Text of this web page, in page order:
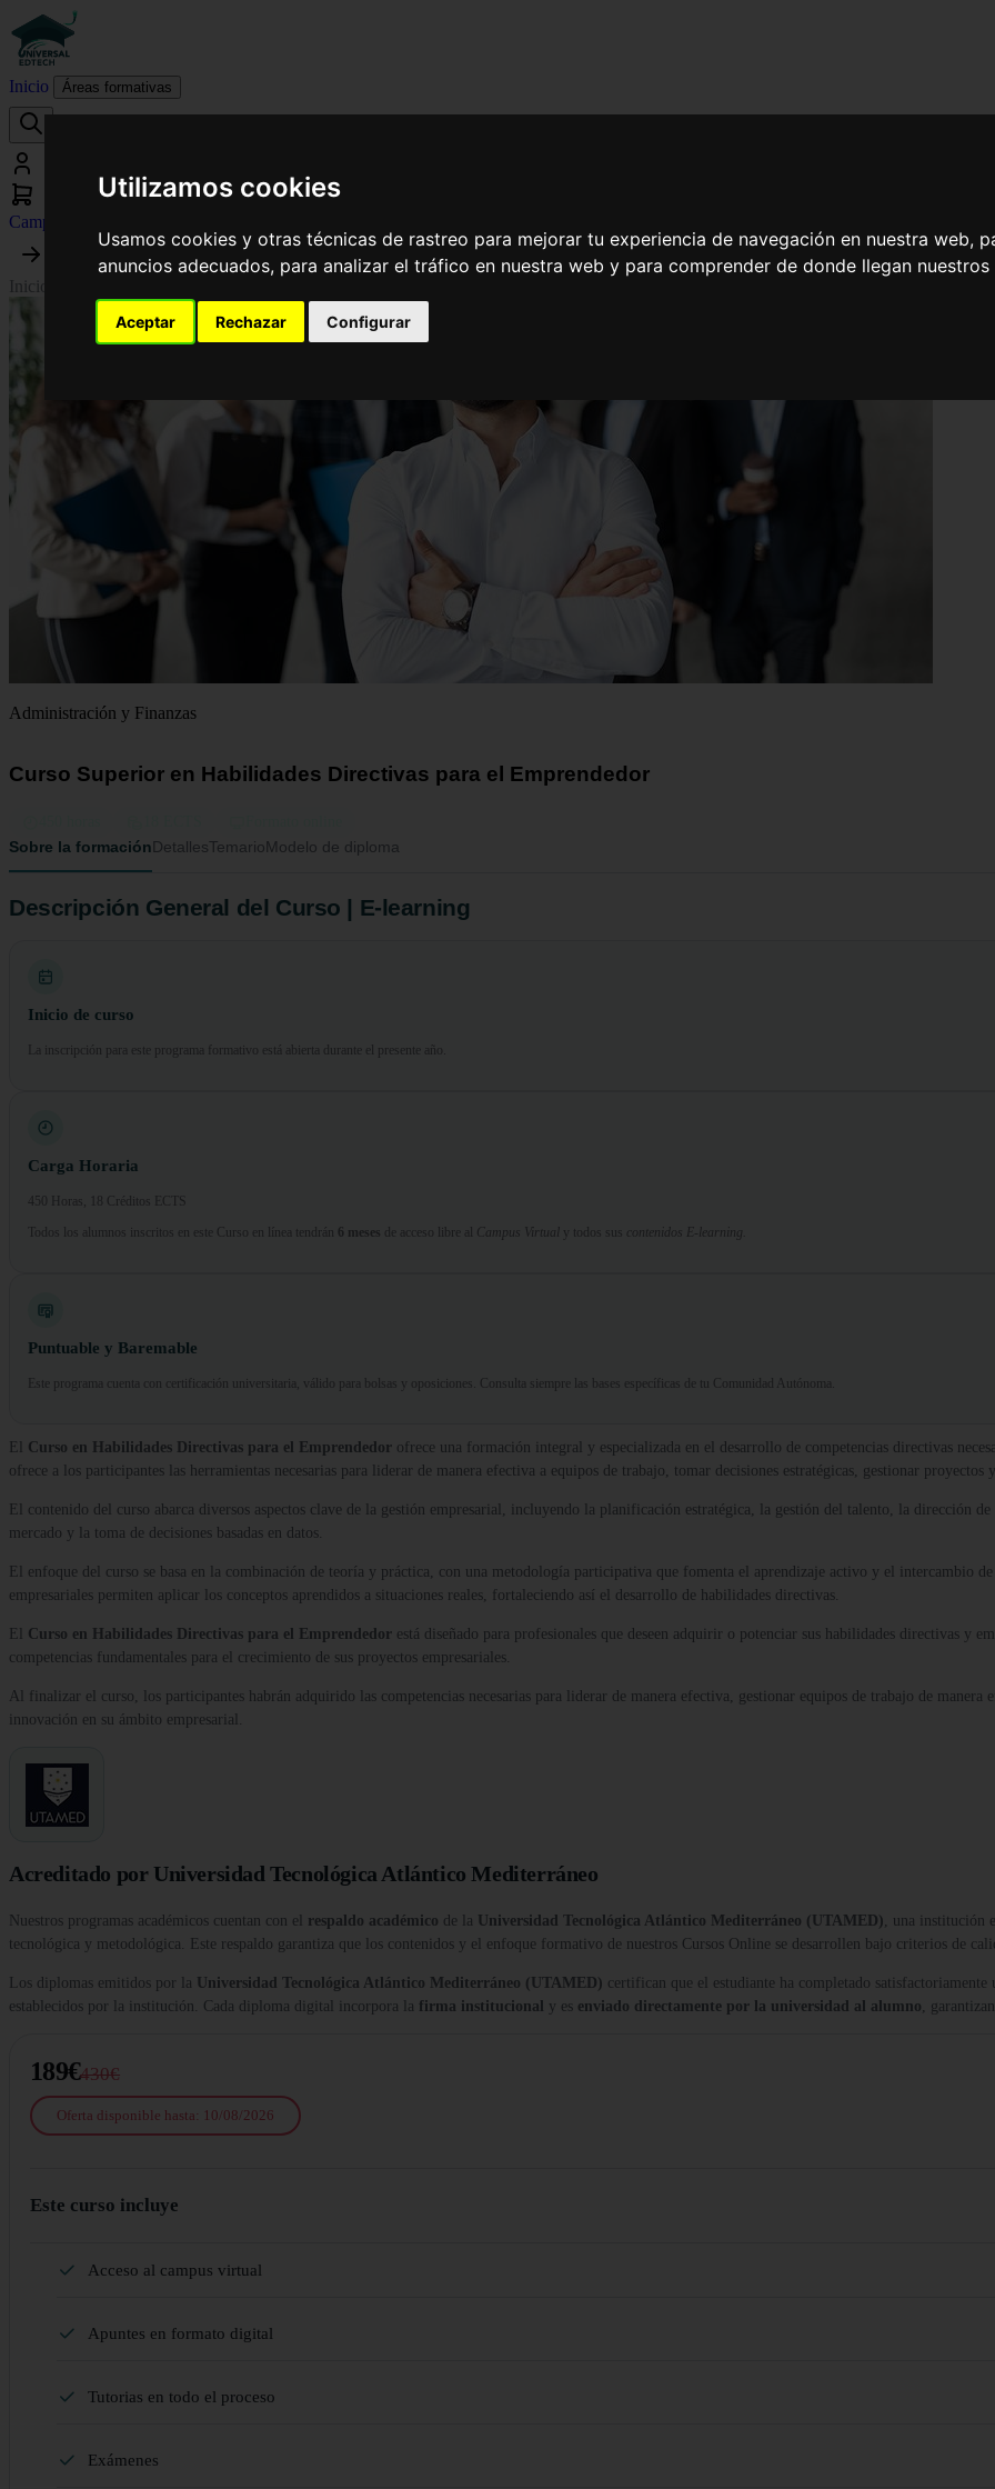
Utilizamos cookies
Usamos cookies y otras técnicas de rastreo para mejorar tu experiencia de navegación en nuestra web,
anuncios adecuados, para analizar el tráfico en nuestra web y para comprender de donde llegan
Aceptar Rechazar Configurar
Inicio Áreas formativas
Campus virtual
Inicio
Administración y Finanzas
Curso Superior en Habilidades Directivas para el Emprendedor
Sobre la formaciónDetallesTemarioModelo de diploma
Descripción General del Curso | E-learning
Inicio de curso
La inscripción para este programa formativo está abierta durante el presente año.
Carga Horaria
450 Horas, 18 Créditos ECTS
Todos los alumnos inscritos en este Curso en línea tendrán 6 meses de acceso libre al Campus Virtual y todos sus contenidos E-learning.
Puntuable y Baremable
Este programa cuenta con certificación universitaria, válido para bolsas y oposiciones. Consulta siempre las bases específicas de tu Comunidad Autónoma.
El Curso en Habilidades Directivas para el Emprendedor ofrece una formación integral y especializada en el desarrollo de competencias directivas
ofrece a los participantes las herramientas necesarias para liderar de manera efectiva a equipos de trabajo, tomar decisiones estratégicas, gestionar
El contenido del curso abarca diversos aspectos clave de la gestión empresarial, incluyendo la planificación estratégica, la gestión del talento, la dirección
mercado y la toma de decisiones basadas en datos.
El enfoque del curso se basa en la combinación de teoría y práctica, con una metodología participativa que fomenta el aprendizaje activo y el intercambio
empresariales permiten aplicar los conceptos aprendidos a situaciones reales, fortaleciendo así el desarrollo de habilidades directivas.
El Curso en Habilidades Directivas para el Emprendedor está diseñado para profesionales que deseen adquirir o potenciar sus habilidades directivas y
competencias fundamentales para el crecimiento de sus proyectos empresariales.
Al finalizar el curso, los participantes habrán adquirido las competencias necesarias para liderar de manera efectiva, gestionar equipos de trabajo de
innovación en su ámbito empresarial.
Acreditado por Universidad Tecnológica Atlántico Mediterráneo
Nuestros programas académicos cuentan con el respaldo académico de la Universidad Tecnológica Atlántico Mediterráneo (UTAMED), una institución
tecnológica y metodológica. Este respaldo garantiza que los contenidos y el enfoque formativo de nuestros Cursos Online se desarrollen bajo criterios de
Los diplomas emitidos por la Universidad Tecnológica Atlántico Mediterráneo (UTAMED) certifican que el estudiante ha completado
establecidos por la institución. Cada diploma digital incorpora la firma institucional y es enviado directamente por la universidad al alumno,
189€430€
Oferta disponible hasta: 10/08/2026
Este curso incluye
Acceso al campus virtual
Apuntes en formato digital
Tutorias en todo el proceso
Exámenes